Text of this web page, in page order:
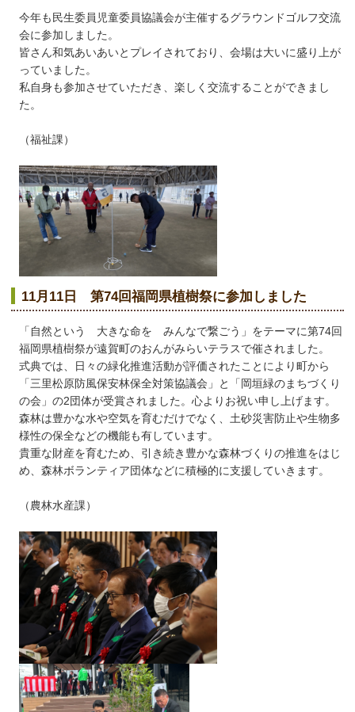
今年も民生委員児童委員協議会が主催するグラウンドゴルフ交流
会に参加しました。
皆さん和気あいあいとプレイされており、会場は大いに盛り上が
っていました。
私自身も参加させていただき、楽しく交流することができまし
た。
（福祉課）
11月11日 第74回福岡県植樹祭に参加しました
「自然という 大きな命を みんなで繋ごう」をテーマに第74回
福岡県植樹祭が遠賀町のおんがみらいテラスで催されました。
式典では、日々の緑化推進活動が評価されたことにより町から
「三里松原防風保安林保全対策協議会」と「岡垣緑のまちづくり
の会」の2団体が受賞されました。心よりお祝い申し上げます。
森林は豊かな水や空気を育むだけでなく、土砂災害防止や生物多
様性の保全などの機能も有しています。
貴重な財産を育むため、引き続き豊かな森林づくりの推進をはじ
め、森林ボランティア団体などに積極的に支援していきます。
（農林水産課）